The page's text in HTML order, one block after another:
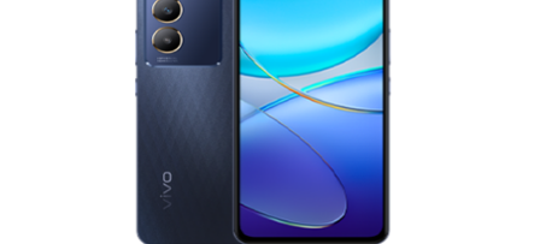
Uzbekistan | Выберите страну/регион